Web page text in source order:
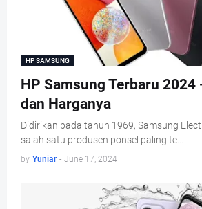
HP SAMSUNG
HP Samsung Terbaru
dan Harganya
Didirikan pada tahun 1969, Samsung
salah satu produsen ponsel paling te…
by Yuniar - June 17, 2024